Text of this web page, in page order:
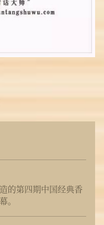
的第四期中国经典香
。